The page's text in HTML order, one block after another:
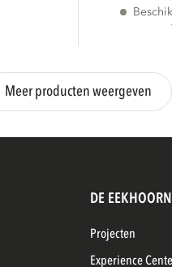
Meer producten weergeven
DE EEKHOORN
Projecten
Experience